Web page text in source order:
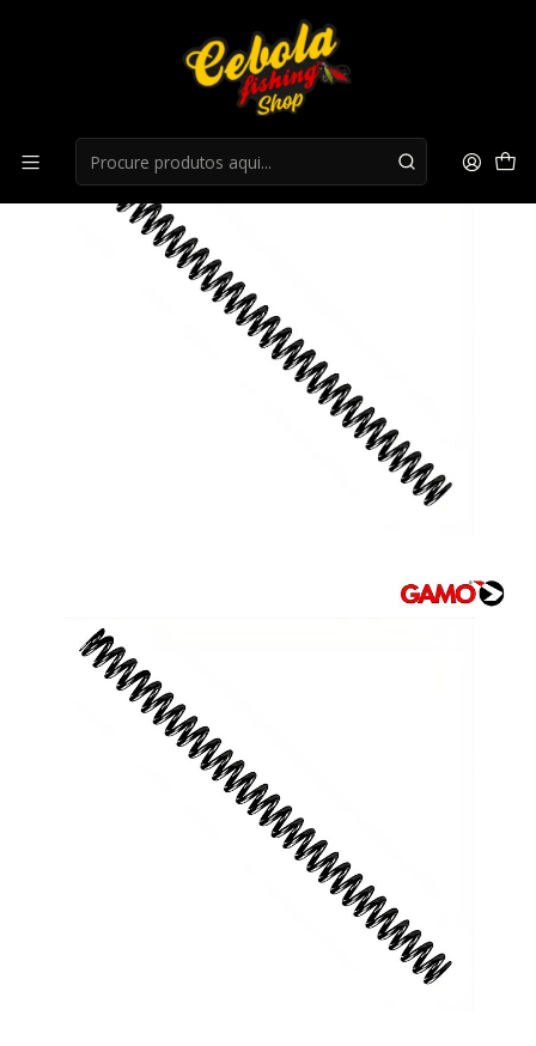
Mola Gamo 40E 07160